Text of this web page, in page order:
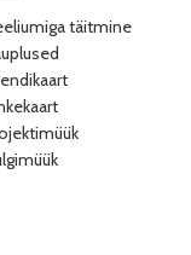
täitmine